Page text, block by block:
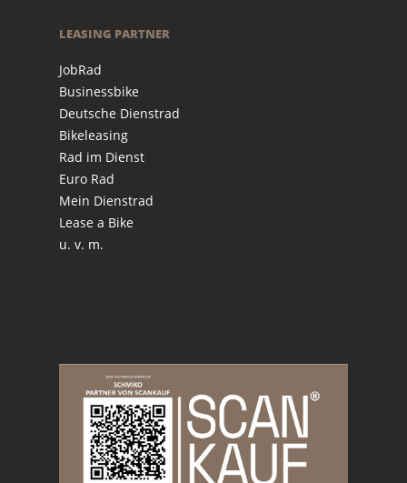
LEASING PARTNER
JobRad
Businessbike
Deutsche Dienstrad
Bikeleasing
Rad im Dienst
Euro Rad
Mein Dienstrad
Lease a Bike
u. v. m.